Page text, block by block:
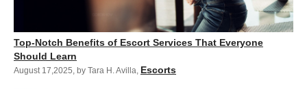
Top-Notch Benefits of Escort Services That Everyone
Should Learn
August 17,2025 by Tara H. Avilla Escorts